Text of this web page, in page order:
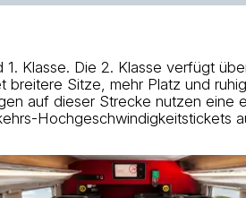
Klasse. Die 2. Klasse verfügt
Sitze, mehr Platz und
auf dieser Strecke nutzen
Hochgeschwindigkeitstickets